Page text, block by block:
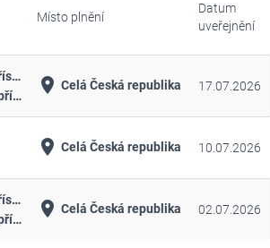
Místo plnění
Datum
uveřejnění
Technologie, stroje, přístroje a elektronika
Technologie, stroje a přístroje
place Celá Česká republika 17.07.2026
place Celá Česká republika 10.07.2026
Technologie, stroje, přístroje a elektronika
Technologie, stroje a přístroje
place Celá Česká republika 02.07.2026